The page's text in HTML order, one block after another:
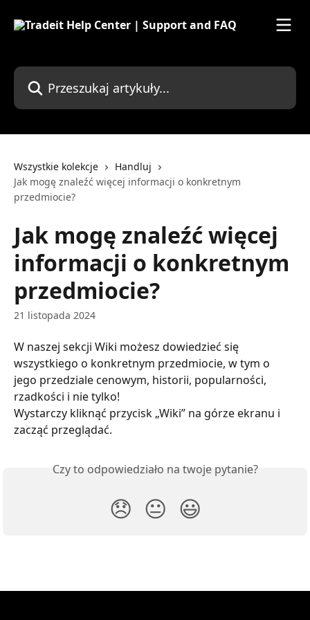
Przeszukaj artykuły...
Wszystkie kolekcje
Handluj
Jak mogę znaleźć więcej informacji o konkretnym
przedmiocie?
Jak mogę znaleźć więcej
informacji o konkretnym
przedmiocie?
21 listopada 2024
W naszej sekcji Wiki możesz dowiedzieć się
wszystkiego o konkretnym przedmiocie, w tym o
jego przedziale cenowym, historii, popularności,
rzadkości i nie tylko!
Wystarczy kliknąć przycisk „Wiki” na górze ekranu i
zacząć przeglądać.
Czy to odpowiedziało na twoje pytanie?
😞 😐 😃